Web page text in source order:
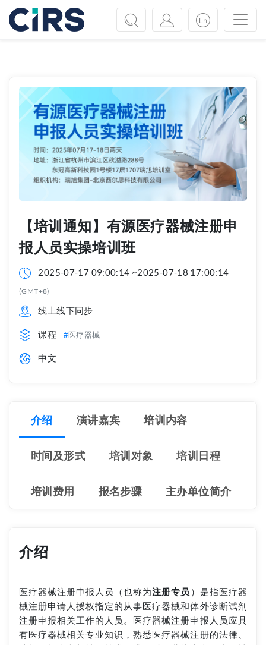
【培训通知】有源医疗器械注册申
报人员实操培训班
2025-07-17 09:00:14 ~2025-07-18 17:00:14
(GMT+8)
线上线下同步
课程 医疗器械
中文
介绍 演讲嘉宾 培训内容
时间及形式 培训对象 培训日程
培训费用 报名步骤 主办单位简介
介绍
医疗器械注册申报人员（也称为注册专员 ）是指医疗器
械注册申请人授权指定的从事医疗器械和体外诊断试剂
注册申报相关工作的人员。医疗器械注册申报人员应具
有医疗器械相关专业知识，熟悉医疗器械注册的法律、